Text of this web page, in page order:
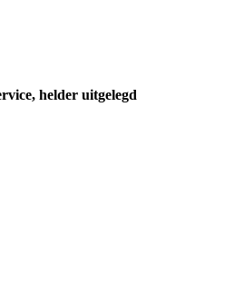
helder uitgelegd